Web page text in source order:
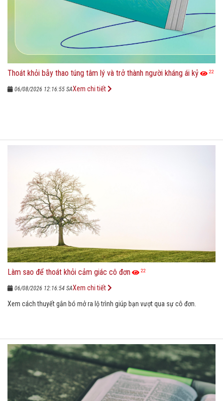
Thoát khỏi bẫy thao túng tâm lý và trở thành người kháng ái kỷ 22
06/08/2026 12:16:55 SAXem chi tiết
Làm sao để thoát khỏi cảm giác cô đơn 22
06/08/2026 12:16:54 SA
Xem cách thuyết gắn bó mở ra lộ trình giúp bạn vượt qua sự cô đơn.
Xem chi tiết